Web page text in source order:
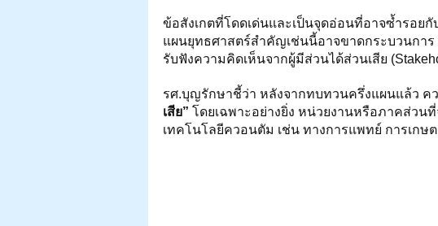
ข้อสังเกตที่โดดเด่นและเป็นจุดอ่อนที่อาจซ้ำรอย
แผนยุทธศาสตร์สำคัญเช่นนี้อาจขาดกระบวนการ
รับฟังความคิดเห็นจากผู้มีส่วนได้ส่วนเสีย
รศ.บุญรักษาชี้ว่า หลังจากทบทวนครึ่งแผนแล้ว ค
เสีย” โดยเฉพาะอย่างยิ่ง หน่วยงานหรือภาคส่วน
เทคโนโลยีควอนตัม เช่น ทางการแพทย์ การเกษต